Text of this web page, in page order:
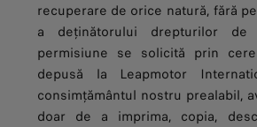
recuperare de orice natură, fără
a deținătorului drepturilor
permisiune se solicită prin
depusă la Leapmotor
consimțământul nostru prealabil,
doar de a imprima, copia,